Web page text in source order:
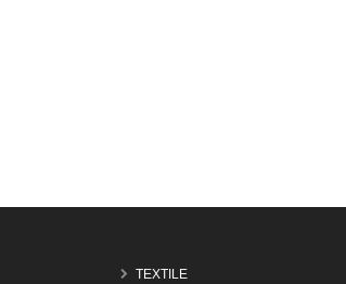
TEXTILE